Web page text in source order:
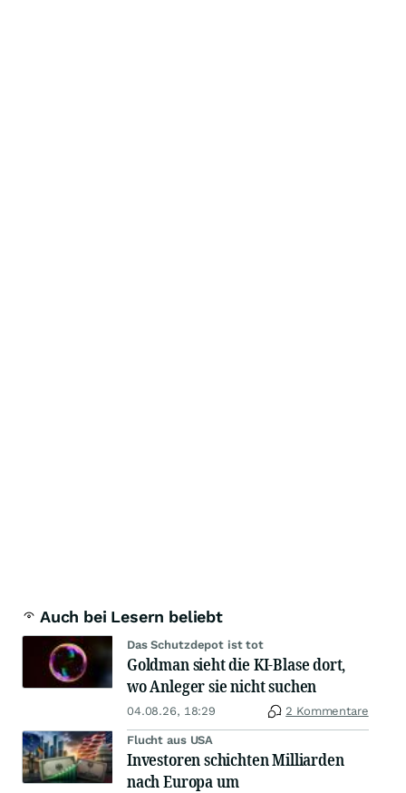
Auch bei Lesern beliebt
Das Schutzdepot ist tot
Goldman sieht die KI-Blase dort,
wo Anleger sie nicht suchen
04.08.26, 18:29 2 Kommentare
Flucht aus USA
Investoren schichten Milliarden
nach Europa um